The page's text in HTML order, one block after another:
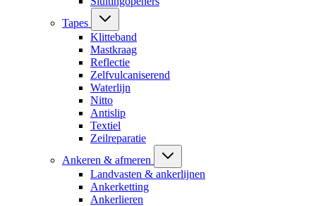
Tapes
Klitteband
Mastkraag
Reflectie
Zelfvulcaniserend
Waterlijn
Nitto
Antislip
Textiel
Zeilreparatie
Ankeren & afmeren
Landvasten & ankerlijnen
Ankerketting
Ankerlieren